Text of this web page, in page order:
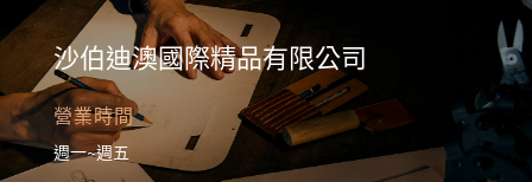
沙伯迪澳國際精品有限公司
營業時間
週一~週五